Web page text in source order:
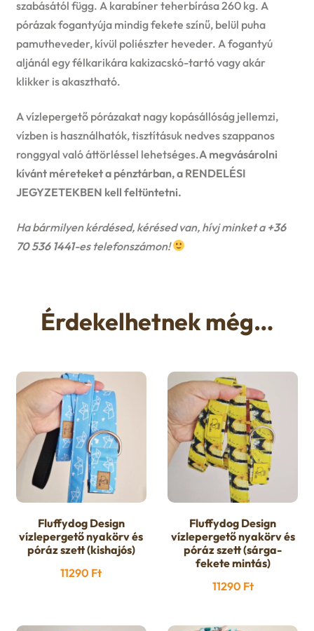
szabásától függ. A karabíner teherbírása 260 kg. A
pórázak fogantyúja mindig fekete színű, belül puha
pamutheveder, kívül poliészter heveder. A fogantyú
aljánál egy félkarikára kakizacskó-tartó vagy akár
klikker is akasztható.
A vízlepergető pórázakat nagy kopásállóság jellemzi,
vízben is használhatók, tisztításuk nedves szappanos
ronggyal való áttörléssel lehetséges.A megvásárolni
kívánt méreteket a pénztárban, a RENDELÉSI
JEGYZETEKBEN kell feltüntetni.
Ha bármilyen kérdésed, kérésed van, hívj minket a +36
70 536 1441-es telefonszámon!
Érdekelhetnek még…
Fluffydog Design
vízlepergető nyakörv és
póráz szett (kishajós)
11290 Ft
Fluffydog Design
vízlepergető nyakörv és
póráz szett (sárga-
fekete mintás)
11290 Ft